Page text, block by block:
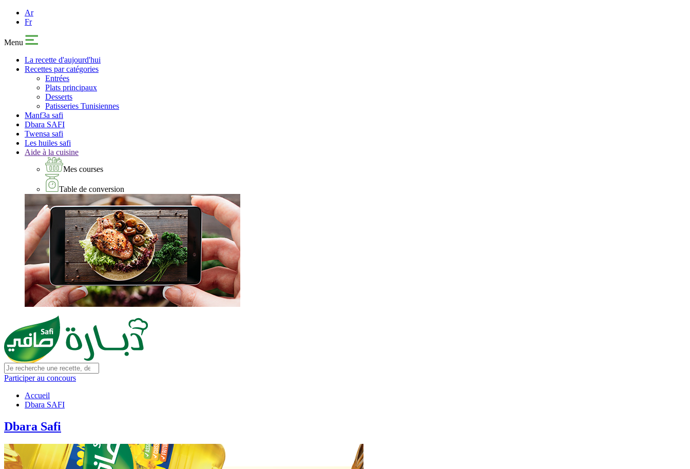
Ar
Fr
Menu
La recette d'aujourd'hui
Recettes par catégories
Entrées
Plats principaux
Desserts
Patisseries Tunisiennes
Manf3a safi
Dbara SAFI
Twensa safi
Les huiles safi
Aide à la cuisine
Mes courses
Table de conversion
Participer au concours
Accueil
Dbara SAFI
Dbara Safi